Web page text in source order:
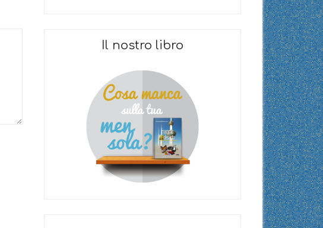
Il nostro libro